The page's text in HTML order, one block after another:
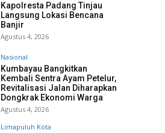
Kapolresta Padang Tinjau
Langsung Lokasi Bencana
Banjir
Agustus 4, 2026
Nasional
Kumbayau Bangkitkan
Kembali Sentra Ayam Petelur,
Revitalisasi Jalan Diharapkan
Dongkrak Ekonomi Warga
Agustus 4, 2026
Limapuluh Kota